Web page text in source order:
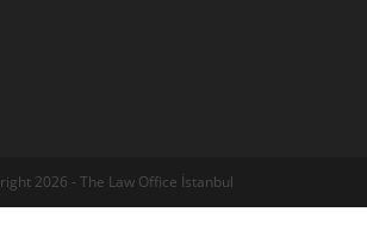
2026 - The Law Office İstanbul